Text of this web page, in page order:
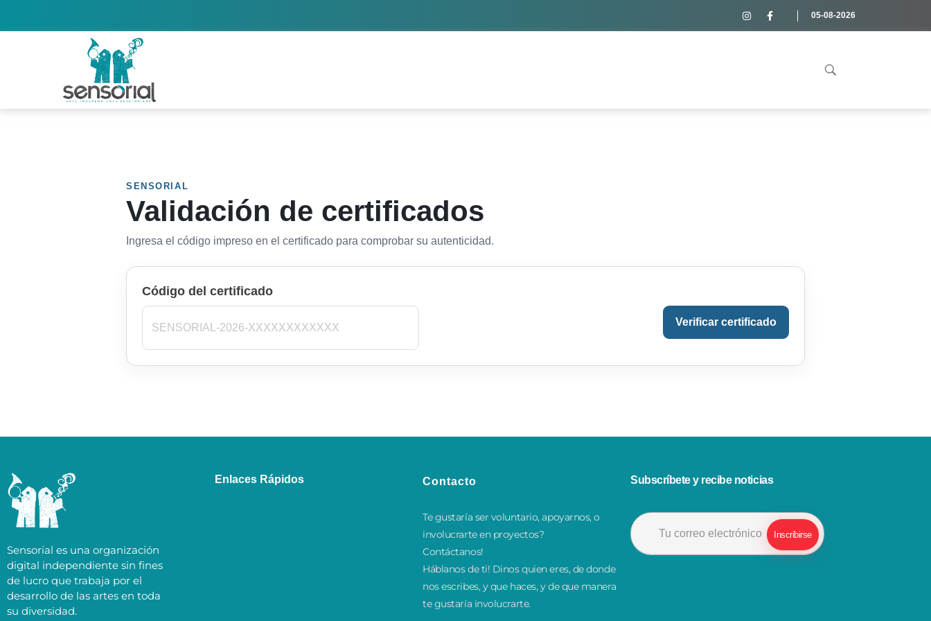
05-08-2026
SENSORIAL
Validación de certificados
Ingresa el código impreso en el certificado para comprobar su autenticidad.
Código del certificado
Verificar certificado
Sensorial es una organización
digital independiente sin fines
de lucro que trabaja por el
desarrollo de las artes en toda
su diversidad.
Enlaces Rápidos Contacto
Te gustaría ser voluntario, apoyarnos, o
involucrarte en proyectos?
Contáctanos!
​Háblanos de ti! Dinos quien eres, de donde
nos escribes, y que haces, y de que manera
te gustaría involucrarte.
Subscríbete y recibe noticias